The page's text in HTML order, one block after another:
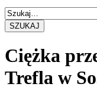
SZUKAJ
Ciężka
Trefla w